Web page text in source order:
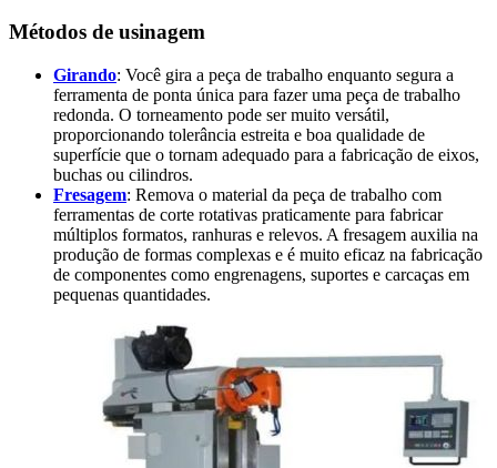
Métodos de usinagem
Girando: Você gira a peça de trabalho enquanto segura a
ferramenta de ponta única para fazer uma peça de trabalho
redonda. O torneamento pode ser muito versátil,
proporcionando tolerância estreita e boa qualidade de
superfície que o tornam adequado para a fabricação de eixos,
buchas ou cilindros.
Fresagem: Remova o material da peça de trabalho com
ferramentas de corte rotativas praticamente para fabricar
múltiplos formatos, ranhuras e relevos. A fresagem auxilia na
produção de formas complexas e é muito eficaz na fabricação
de componentes como engrenagens, suportes e carcaças em
pequenas quantidades.